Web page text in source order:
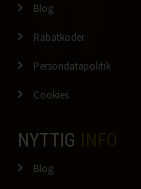
Blog
Rabatkoder
Persondatapolitik
Cookies
NYTTIG
Blog